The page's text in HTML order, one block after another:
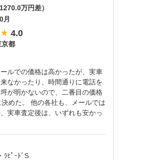
万円差）
月
4.0
都
ルでの価格は高かったが、実車
なかったり、時間通りに電話を
が明かないので、二番目の価格
めた。 他の各社も、メールでは
実車査定後は、いずれも安かっ
ﾗﾋﾟｰﾄﾞS